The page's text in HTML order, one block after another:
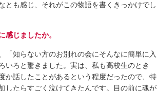
とも感じ、それがこの物語を書くきっかけでし
感じましたか。
知らない方のお別れの会にそんなに簡単に入
いろと驚きました。実は、私も高校生のとき
か話したことがあるという程度だったので、特
したらすごく泣けてきたんです。目の前に魂が